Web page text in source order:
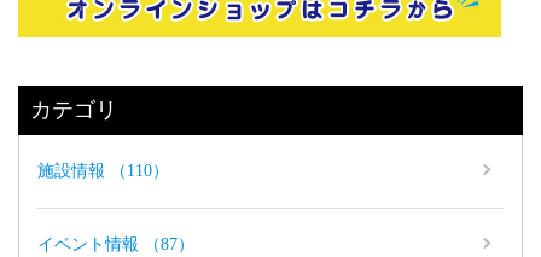
カテゴリ
施設情報 （110）
イベント情報 （87）